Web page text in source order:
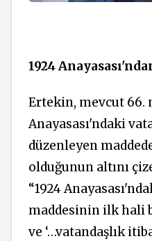
1924
Ertekin, mevcut 66.
Anayasası'ndaki
düzenleyen
olduğunun altını
“1924
maddesinin ilk hali
ve ‘…vatandaşlık